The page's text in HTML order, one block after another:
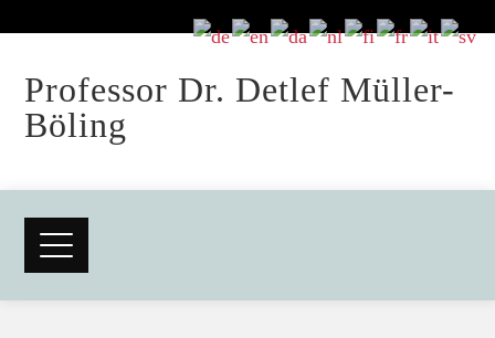
Professor Dr. Detlef Müller-
Böling